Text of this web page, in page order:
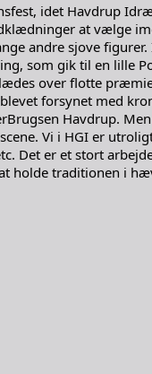
idet Havdrup
at vælge
andre sjove
som gik til en lille
over flotte
forsynet med
Havdrup.
Vi i HGI er
er et stort
holde traditionen i